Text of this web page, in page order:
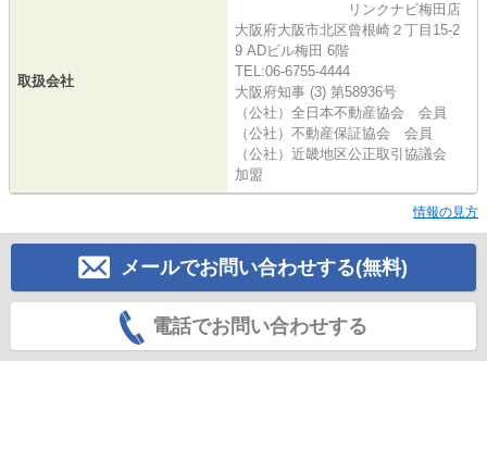
取扱会社
リンクナビ梅田店
大阪府大阪市北区曾根崎２丁目15-2
9 ADビル梅田 6階
TEL:06-6755-4444
大阪府知事 (3) 第58936号
（公社）全日本不動産協会 会員
（公社）不動産保証協会 会員
（公社）近畿地区公正取引協議会
加盟
情報の見方
メールでお問い合わせする(無料)
電話でお問い合わせする